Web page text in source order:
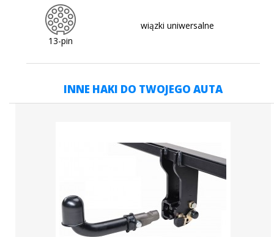
13-pin
wiązki uniwersalne
INNE HAKI DO TWOJEGO AUTA